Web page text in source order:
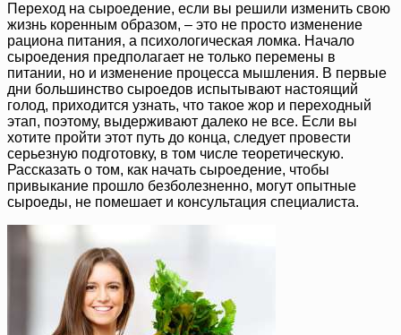
Переход на сыроедение, если вы решили изменить свою
жизнь коренным образом, – это не просто изменение
рациона питания, а психологическая ломка. Начало
сыроедения предполагает не только перемены в
питании, но и изменение процесса мышления. В первые
дни большинство сыроедов испытывают настоящий
голод, приходится узнать, что такое жор и переходный
этап, поэтому, выдерживают далеко не все. Если вы
хотите пройти этот путь до конца, следует провести
серьезную подготовку, в том числе теоретическую.
Рассказать о том, как начать сыроедение, чтобы
привыкание прошло безболезненно, могут опытные
сыроеды, не помешает и консультация специалиста.